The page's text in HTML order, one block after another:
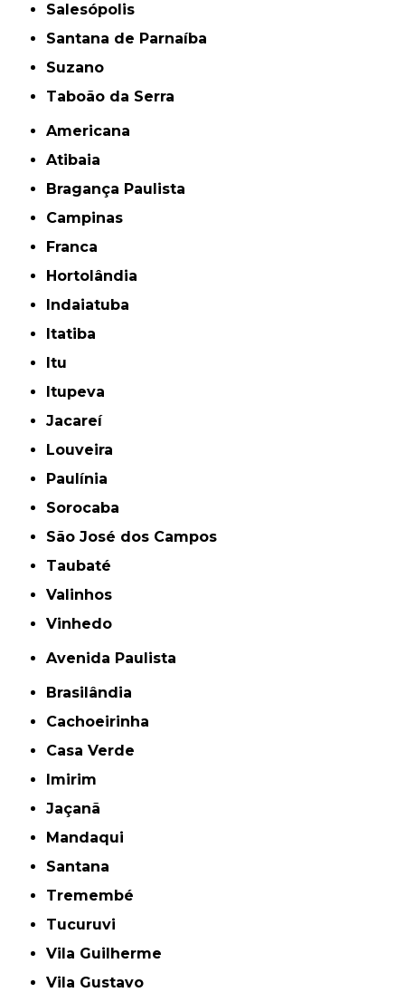
Salesópolis
Santana de Parnaíba
Suzano
Taboão da Serra
Americana
Atibaia
Bragança Paulista
Campinas
Franca
Hortolândia
Indaiatuba
Itatiba
Itu
Itupeva
Jacareí
Louveira
Paulínia
Sorocaba
São José dos Campos
Taubaté
Valinhos
Vinhedo
Avenida Paulista
Brasilândia
Cachoeirinha
Casa Verde
Imirim
Jaçanã
Mandaqui
Santana
Tremembé
Tucuruvi
Vila Guilherme
Vila Gustavo